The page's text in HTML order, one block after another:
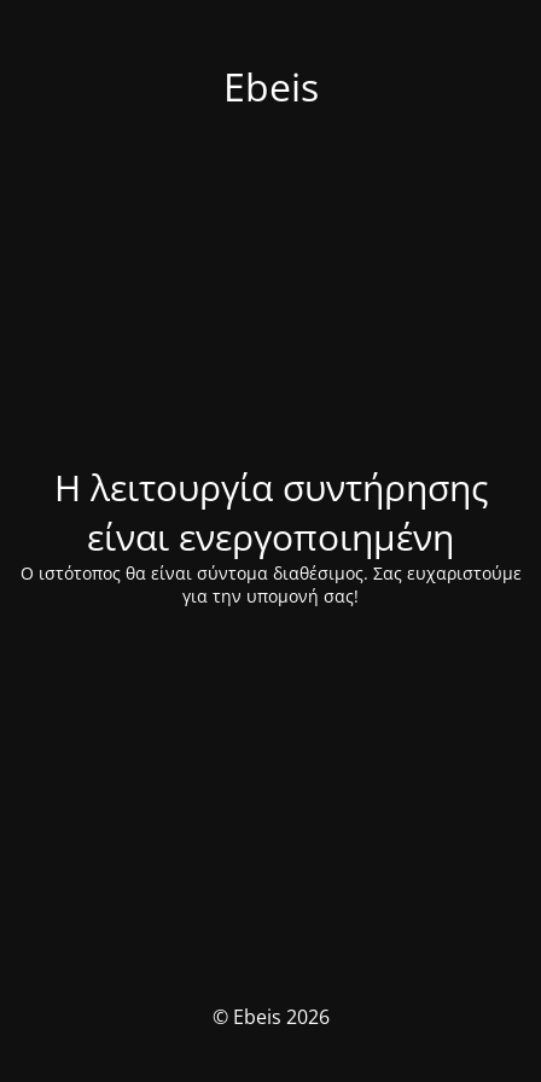
Ebeis
Η λειτουργία συντήρησης
είναι ενεργοποιημένη
Ο ιστότοπος θα είναι σύντομα διαθέσιμος. Σας ευχαριστούμε
για την υπομονή σας!
© Ebeis 2026